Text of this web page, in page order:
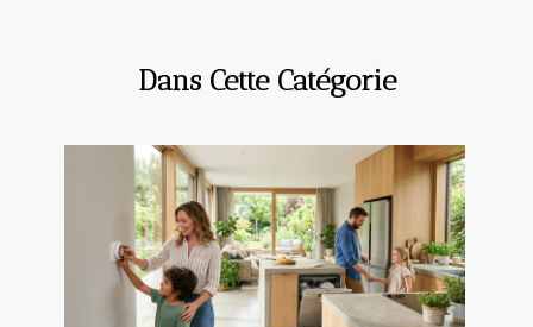
Dans Cette Catégorie